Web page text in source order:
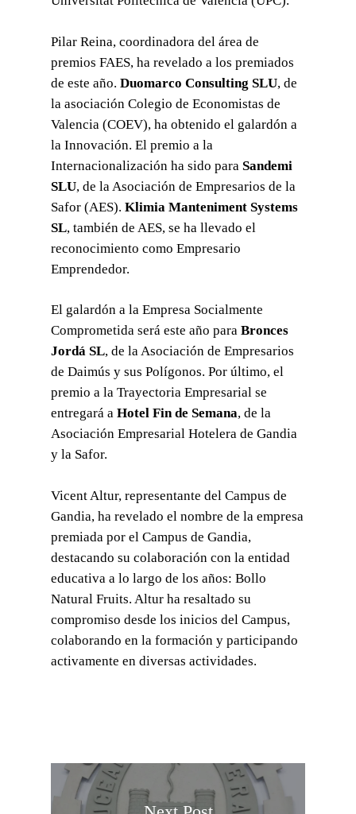
Pilar Reina, coordinadora del área de
premios FAES, ha revelado a los premiados
de este año. Duomarco Consulting SLU, de
la asociación Colegio de Economistas de
Valencia (COEV), ha obtenido el galardón a
la Innovación. El premio a la
Internacionalización ha sido para Sandemi
SLU, de la Asociación de Empresarios de la
Safor (AES). Klimia Manteniment Systems
SL, también de AES, se ha llevado el
reconocimiento como Empresario
Emprendedor.
El galardón a la Empresa Socialmente
Comprometida será este año para Bronces
Jordá SL, de la Asociación de Empresarios
de Daimús y sus Polígonos. Por último, el
premio a la Trayectoria Empresarial se
entregará a Hotel Fin de Semana, de la
Asociación Empresarial Hotelera de Gandia
y la Safor.
Vicent Altur, representante del Campus de
Gandia, ha revelado el nombre de la empresa
premiada por el Campus de Gandia,
destacando su colaboración con la entidad
educativa a lo largo de los años: Bollo
Natural Fruits. Altur ha resaltado su
compromiso desde los inicios del Campus,
colaborando en la formación y participando
activamente en diversas actividades.